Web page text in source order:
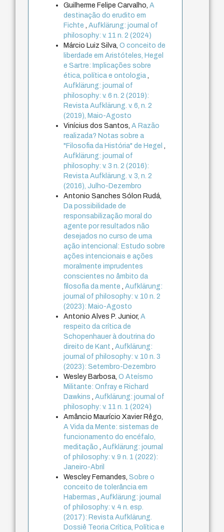
Guilherme Felipe Carvalho,A
destinação do erudito em
Fichte,Aufklärung: journal of
philosophy: v. 11 n. 2 (2024)
Márcio Luiz Silva,O conceito de
liberdade em Aristóteles, Hegel
e Sartre: Implicações sobre
ética, política e ontologia,
Aufklärung: journal of
philosophy: v. 6 n. 2 (2019):
Revista Aufklärung. v. 6, n. 2
(2019), Maio-Agosto
Vinícius dos Santos,A Razão
realizada? Notas sobre a
"Filosofia da História" de Hegel,
Aufklärung: journal of
philosophy: v. 3 n. 2 (2016):
Revista Aufklärung. v. 3, n. 2
(2016), Julho-Dezembro
Antonio Sanches Sólon Rudá,
Da possibilidade de
responsabilização moral do
agente por resultados não
desejados no curso de uma
ação intencional: Estudo sobre
ações intencionais e ações
moralmente imprudentes
conscientes no âmbito da
filosofia da mente,Aufklärung:
journal of philosophy: v. 10 n. 2
(2023): Maio-Agosto
Antonio Alves P. Junior,A
respeito da crítica de
Schopenhauer à doutrina do
direito de Kant,Aufklärung:
journal of philosophy: v. 10 n. 3
(2023): Setembro-Dezembro
Wesley Barbosa,O Ateísmo
Militante: Onfray e Richard
Dawkins,Aufklärung: journal of
philosophy: v. 11 n. 1 (2024)
Amâncio Maurício Xavier Rêgo,
A Vida da Mente: sistemas de
funcionamento do encéfalo,
meditação,Aufklärung: journal
of philosophy: v. 9 n. 1 (2022):
Janeiro-Abril
Wescley Fernandes,Sobre o
conceito de tolerância em
Habermas,Aufklärung: journal
of philosophy: v. 4 n. esp.
(2017): Revista Aufklärung.
Dossiê Teoria Crítica, Política e